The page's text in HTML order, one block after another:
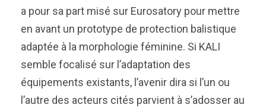
a pour sa part misé sur Eurosatory pour mettre
en avant un prototype de protection balistique
adaptée à la morphologie féminine. Si KALI
semble focalisé sur l’adaptation des
équipements existants, l’avenir dira si l’un ou
l’autre des acteurs cités parvient à s’adosser au